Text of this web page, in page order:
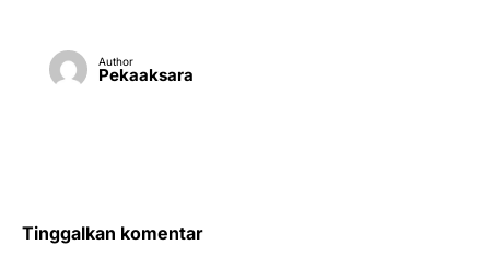
Author
Pekaaksara
Tinggalkan komentar